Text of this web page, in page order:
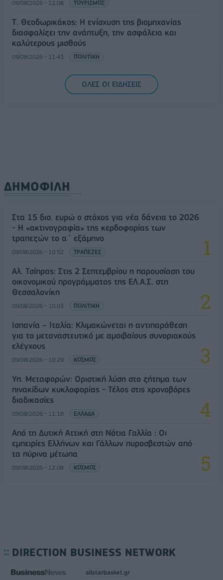
09/08/2026 - 12:08 ΤΟΥΡΙΣΜΟΣ
Τ. Θεοδωρικάκος: Η ενίσχυση της βιομηχανίας
διασφαλίζει την ανάπτυξη, την ασφάλεια και
καλύτερους μισθούς
09/08/2026 - 11:43 ΠΟΛΙΤΙΚΗ
Υπ. Μεταφορών: Οριστική λύση στο ζήτημα των
πινακίδων κυκλοφορίας - Τέλος στις χρονοβόρες
ΟΛΕΣ ΟΙ ΕΙΔΗΣΕΙΣ
ΔΗΜΟΦΙΛΗ
Στα 15 δισ. ευρώ ο στόχος για νέα δάνεια το 2026
- Η «ακτινογραφία» της κερδοφορίας των
τραπεζών το α΄ εξάμηνο
09/08/2026 - 10:52 ΤΡΑΠΕΖΕΣ
Αλ. Τσίπρας: Στις 2 Σεπτεμβρίου η παρουσίαση του
οικονομικού προγράμματος της ΕΛ.Α.Σ. στη
Θεσσαλονίκη
09/08/2026 - 10:03 ΠΟΛΙΤΙΚΗ
Ισπανία – Ιταλία: Κλιμακώνεται η αντιπαράθεση
για το μεταναστευτικό με αμοιβαίους συνοριακούς
ελέγχους
09/08/2026 - 10:29 ΚΟΣΜΟΣ
Υπ. Μεταφορών: Οριστική λύση στο ζήτημα των
πινακίδων κυκλοφορίας - Τέλος στις χρονοβόρες
διαδικασίες
09/08/2026 - 11:18 ΕΛΛΑΔΑ
Από τη Δυτική Αττική στη Νότια Γαλλία : Οι
εμπειρίες Ελλήνων και Γάλλων πυροσβεστών από
τα πύρινα μέτωπα
09/08/2026 - 12:08 ΚΟΣΜΟΣ
DIRECTION BUSINESS NETWORK
allstarbasket.gr